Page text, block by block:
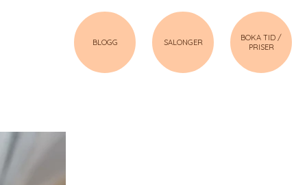
BLOGG SALONGER
BOKA TID /
PRISER